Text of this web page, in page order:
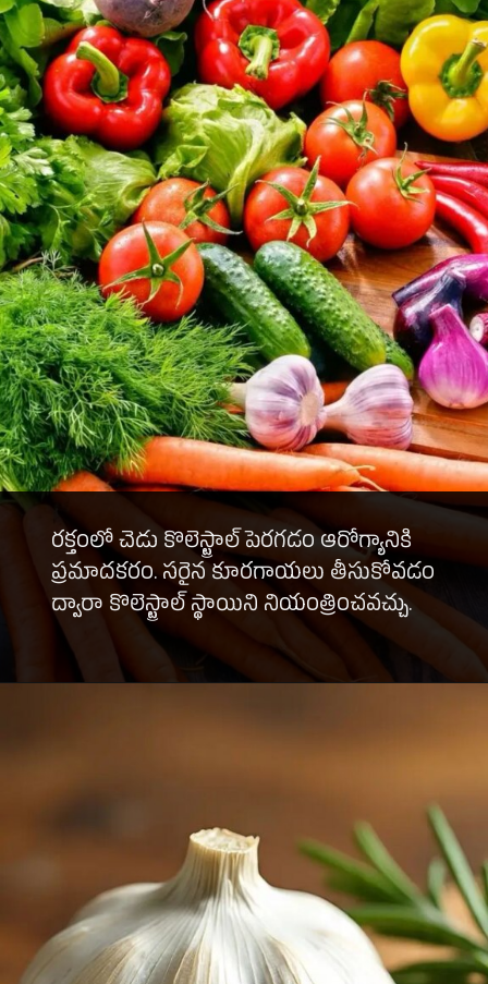
రక్తంలో చెడు కొలెస్ట్రాల్ పెరగడం ఆరోగ్యానికి
ప్రమాదకరం. సరైన కూరగాయలు తీసుకోవడం
ద్వారా కొలెస్ట్రాల్ స్థాయిని నియంత్రించవచ్చు.